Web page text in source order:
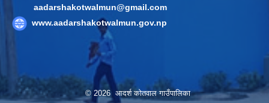
aadarshakotwalmun@gmail.com
www.aadarshakotwalmun.gov.np
© 2026 आदर्श कोतवाल गाउँपालिका